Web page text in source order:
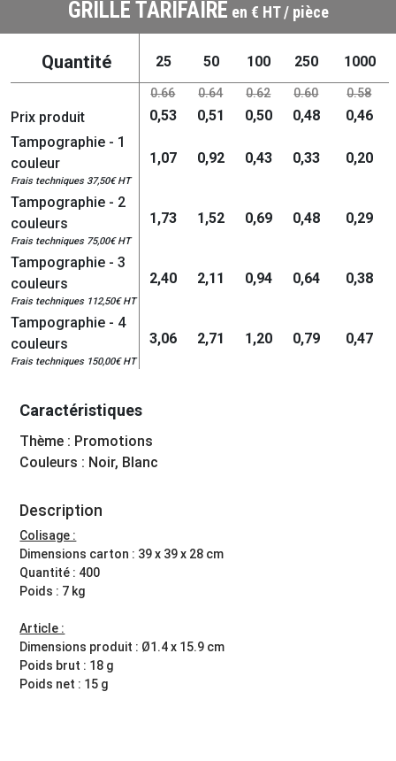
GRILLE TARIFAIRE en € HT / pièce
Quantité 25 50 100 250 1000
0.66 0.64 0.62 0.60 0.58
Prix produit 0,53 0,51 0,50 0,48
0,46
Tampographie - 1
couleur
Frais techniques 37,50€ HT
1,07 0,92 0,43 0,33 0,20
Tampographie - 2
couleurs
Frais techniques 75,00€ HT
1,73 1,52 0,69 0,48 0,29
Tampographie - 3
couleurs
Frais techniques 112,50€ HT
2,40 2,11 0,94 0,64 0,38
Tampographie - 4
couleurs
Frais techniques 150,00€ HT
3,06 2,71 1,20 0,79 0,47
Caractéristiques
Thème : Promotions
Couleurs : Noir, Blanc
Description
Colisage :
Dimensions carton : 39 x 39 x 28 cm
Quantité : 400
Poids : 7 kg
Article :
Dimensions produit : Ø1.4 x 15.9 cm
Poids brut : 18 g
Poids net : 15 g